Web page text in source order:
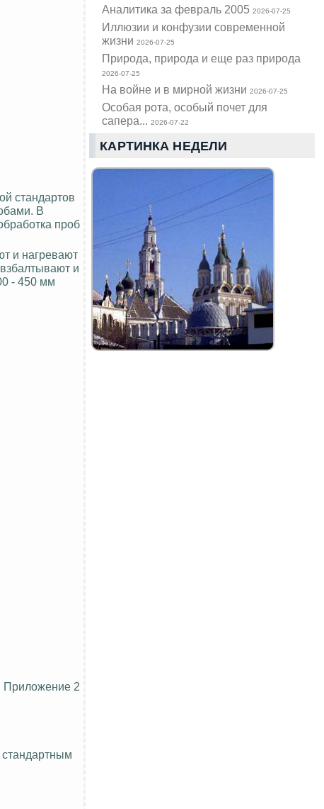
Аналитика за февраль 20052026-07-25
Иллюзии и конфузии современной
жизни2026-07-25
Природа, природа и еще раз природа
2026-07-25
На войне и в мирной жизни2026-07-25
Особая рота, особый почет для
сапера...2026-07-22
КАРТИНКА НЕДЕЛИ
стандартов
В
проб
и нагревают
и
- 450 мм
Приложение 2
стандартным